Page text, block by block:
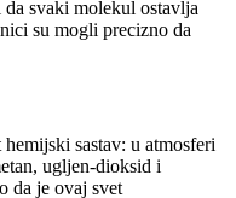
svaki molekul ostavlja
su mogli precizno da
sastav: u atmosferi
ugljen-dioksid i
da je ovaj svet